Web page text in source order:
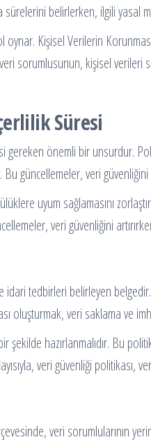
belirlerken, ilgili yasal
Kişisel Verilerin
sorumlusunun, kişisel
Süresi
önemli bir unsurdur.
güncellemeler, veri güvenliğini
uyum sağlamasını
veri güvenliğini
idari tedbirleri belirleyen
oluşturmak, veri saklama ve
hazırlanmalıdır. Bu
veri güvenliği politikası,
veri sorumlularının